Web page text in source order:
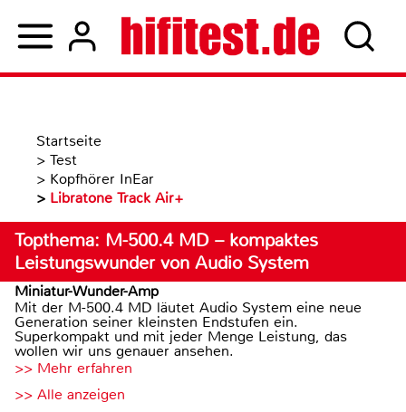
Startseite
> Test
> Kopfhörer InEar
> Libratone Track Air+
Topthema: M-500.4 MD – kompaktes
Leistungswunder von Audio System
Miniatur-Wunder-Amp
Mit der M-500.4 MD läutet Audio System eine neue
Generation seiner kleinsten Endstufen ein.
Superkompakt und mit jeder Menge Leistung, das
wollen wir uns genauer ansehen.
>> Mehr erfahren
>> Alle anzeigen